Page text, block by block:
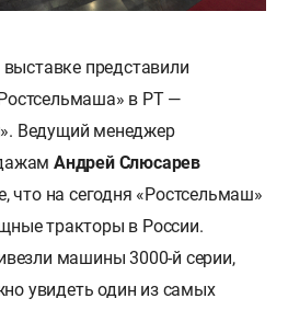
представили
в РТ —
Ведущий менеджер
Андрей Слюсарев
что на сегодня «Ростсельмаш»
тракторы в России.
машины 3000-й серии,
увидеть один из самых